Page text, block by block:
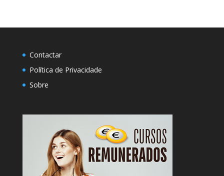
Contactar
Política de Privacidade
Sobre